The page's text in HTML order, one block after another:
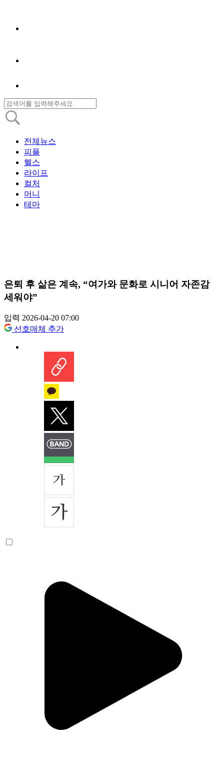
전체뉴스
피플
헬스
라이프
컬처
머니
테마
은퇴 후 삶은 계속, “여가와 문화로 시니어 자존감
세워야”
입력 2026-04-20 07:00
선호매체 추가